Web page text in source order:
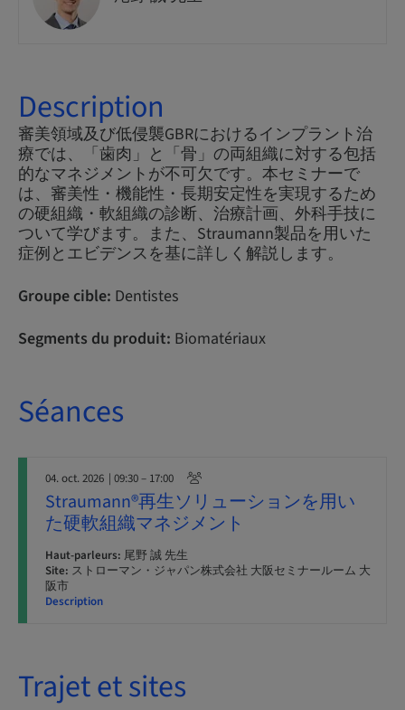
Description
審美領域及び低侵襲GBRにおけるインプラント治
療では、「歯肉」と「骨」の両組織に対する包括
的なマネジメントが不可欠です。本セミナーで
は、審美性・機能性・長期安定性を実現するため
の硬組織・軟組織の診断、治療計画、外科手技に
ついて学びます。また、Straumann製品を用いた
症例とエビデンスを基に詳しく解説します。
Groupe cible: Dentistes
Segments du produit: Biomatériaux
Séances
04. oct. 2026 | 09:30 – 17:00
Straumann®再生ソリューションを用い
た硬軟組織マネジメント
Haut-parleurs: 尾野 誠 先生
Site: ストローマン・ジャパン株式会社 大阪セミナールーム 大
阪市
Description
Trajet et sites